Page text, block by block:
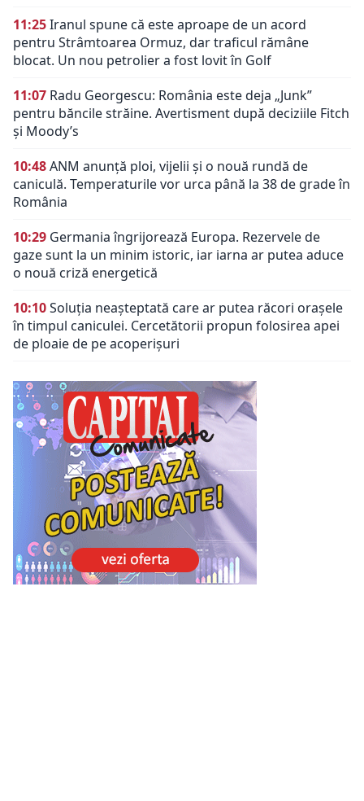
11:25Iranul spune că este aproape de un acord
pentru Strâmtoarea Ormuz, dar traficul rămâne
blocat. Un nou petrolier a fost lovit în Golf
11:07 Radu Georgescu: România este deja „Junk”
pentru băncile străine. Avertisment după deciziile Fitch
și Moody’s
10:48ANM anunță ploi, vijelii și o nouă rundă de
caniculă. Temperaturile vor urca până la 38 de grade în
România
10:29 Germania îngrijorează Europa. Rezervele de
gaze sunt la un minim istoric, iar iarna ar putea aduce
o nouă criză energetică
10:10Soluția neașteptată care ar putea răcori orașele
în timpul caniculei. Cercetătorii propun folosirea apei
de ploaie de pe acoperișuri